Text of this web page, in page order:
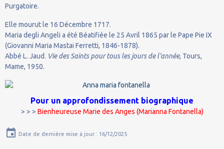
Purgatoire.
Elle mourut le 16 Décembre 1717.
Maria degli Angeli a été Béatifiée le 25 Avril 1865 par le Pape Pie IX
(Giovanni Maria Mastai Ferretti, 1846-1878).
Abbé L. Jaud. Vie des Saints pour tous les jours de l'année, Tours,
Mame, 1950.
Pour un approfondissement biographique
> > > Bienheureuse Marie des Anges (Marianna Fontanella)
Date de dernière mise à jour : 16/12/2025